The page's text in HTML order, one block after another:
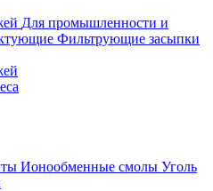
Для промышленности и
Фильтрующие засыпки
Ионообменные смолы Уголь